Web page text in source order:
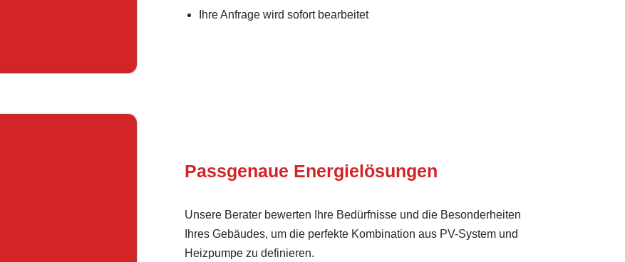
Ihre Anfrage wird sofort bearbeitet
Passgenaue Energielösungen
Unsere Berater bewerten Ihre Bedürfnisse und die Besonderheiten
Ihres Gebäudes, um die perfekte Kombination aus PV-System und
Heizpumpe zu definieren.